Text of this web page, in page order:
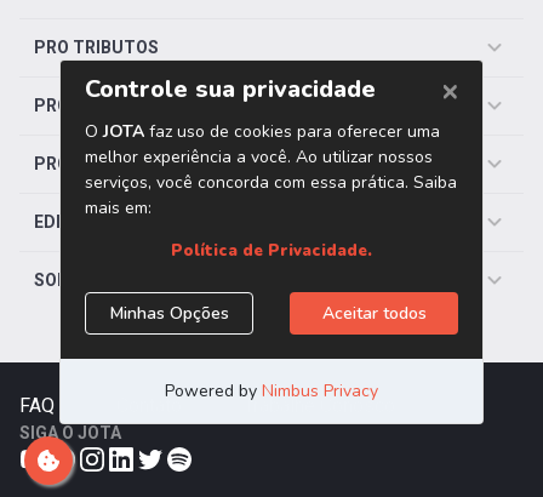
PRO TRIBUTOS
PRO TRABALHISTA
PRO SAÚDE
EDITORIAS
SOBRE O JOTA
FAQ Trabalhe Conosco
SIGA O JOTA